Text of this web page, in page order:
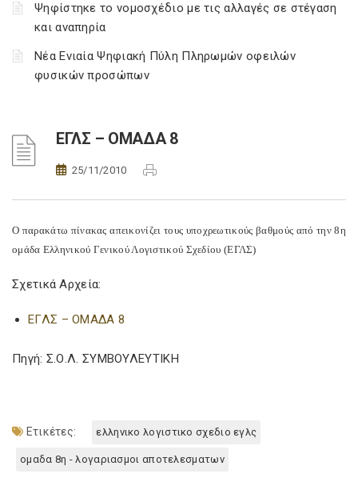
Ψηφίστηκε το νομοσχέδιο με τις αλλαγές σε στέγαση
και αναπηρία
Νέα Ενιαία Ψηφιακή Πύλη Πληρωμών οφειλών
φυσικών προσώπων
ΕΓΛΣ – ΟΜΑΔΑ 8
25/11/2010
Ο παρακάτω πίνακας απεικονίζει τους υποχρεωτικούς βαθμούς από την 8η
ομάδα Ελληνικού Γενικού Λογιστικού Σχεδίου (ΕΓΛΣ)
Σχετικά Αρχεία:
ΕΓΛΣ – ΟΜΑΔΑ 8
Πηγή: Σ.Ο.Λ. ΣΥΜΒΟΥΛΕΥΤΙΚΗ
Ετικέτες: ελληνικο λογιστικο σχεδιο εγλς
ομαδα 8η - λογαριασμοι αποτελεσματων